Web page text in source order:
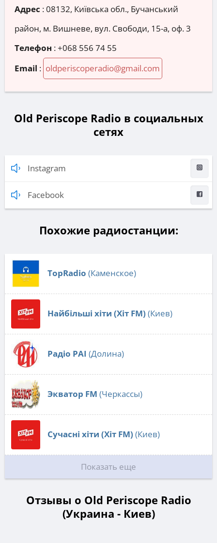
Адрес :08132, Київська обл., Бучанський
район, м. Вишневе, вул. Свободи, 15-а, оф. 3
Телефон :+068 556 74 55
Email : oldperiscoperadio@gmail.com
Old Periscope Radio в социальных
сетях
Instagram
Facebook
Похожие радиостанции:
TopRadio (Каменское)
Найбільші хіти (Хіт FM) (Киев)
Радіо РАІ (Долина)
Экватор FM (Черкассы)
Сучасні хіти (Хіт FM) (Киев)
Показать еще
Отзывы о Old Periscope Radio
(Украина - Киев)